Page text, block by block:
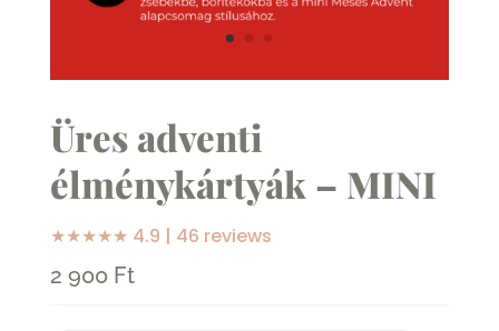
Üres adventi
élménykártyák – MINI
★★★★★ 4.9 | 46 reviews
2 900 Ft